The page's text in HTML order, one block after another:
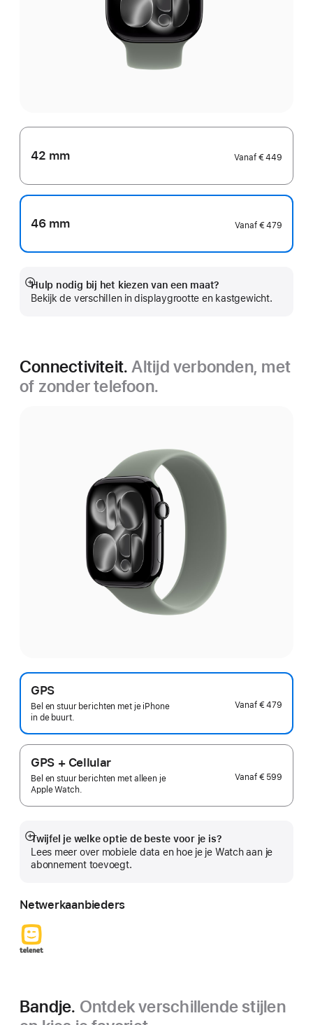
42 mm Vanaf € 449
46 mm Vanaf € 479
Hulp nodig bij het kiezen van een maat?
Bekijk de verschillen in displaygrootte en kastgewicht.
Meer
Connectiviteit.Altijd verbonden, met
of zonder telefoon.
GPS
Bel en stuur berichten met je iPhone
in de buurt.
Vanaf € 479
GPS + Cellular
Bel en stuur berichten met alleen je
Apple Watch.
Vanaf € 599
Twijfel je welke optie de beste voor je is?
Lees meer over mobiele data en hoe je je Watch aan je
abonnement toevoegt.
Meer
Netwerkaanbieders
Bandje. Ontdek verschillende stijlen